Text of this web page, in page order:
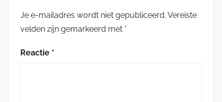
Je e-mailadres wordt niet gepubliceerd. Vereiste
velden zijn gemarkeerd met *
Reactie *